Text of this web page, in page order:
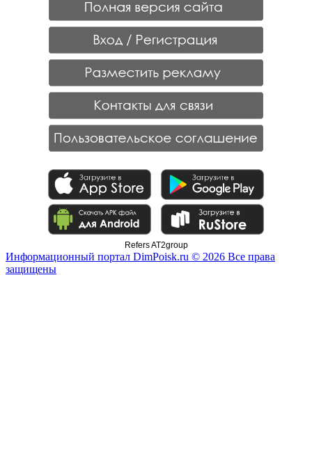
Refers AT2group
Информационный портал DimPoisk.ru © 2026 Все права
защищены